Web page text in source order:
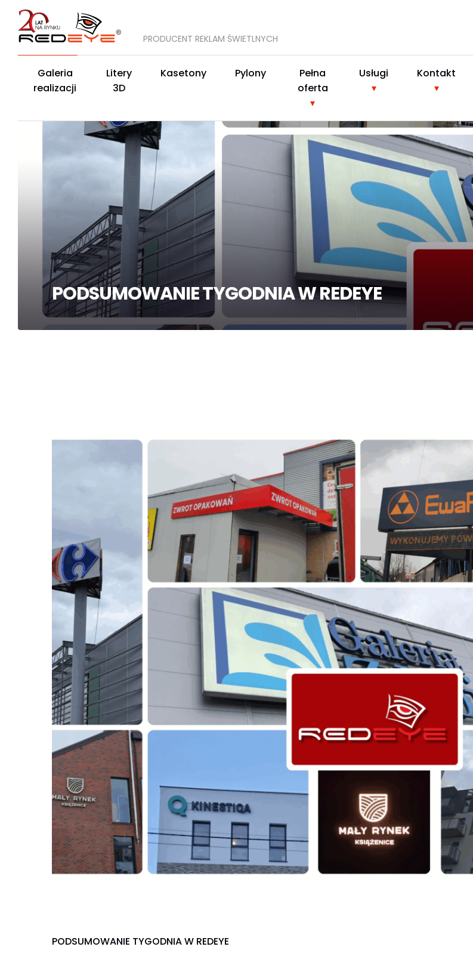
PRODUCENT REKLAM ŚWIETLNYCH
Galeria
realizacji
Litery
3D
Kasetony Pylony
Pełna
oferta
Usługi Kontakt
PODSUMOWANIE TYGODNIA W REDEYE
PODSUMOWANIE TYGODNIA W REDEYE